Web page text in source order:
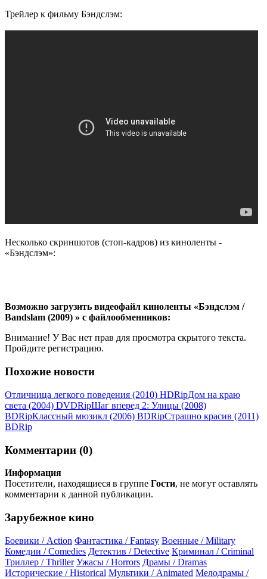
Трейлер к фильму Бэндслэм:
Несколько скриншотов (стоп-кадров) из киноленты -
«Бэндслэм»:
Возможно загрузить видеофайл киноленты «Бэндслэм /
Bandslam (2009) » с файлообменников:
Внимание! У Вас нет прав для просмотра скрытого текста.
Пройдите регистрацию.
Похожие новости
Отличница легкого поведения (2010) НDRірДом на краю
света (2004) DVDRірШаг вперед 2: Улицы (2008)
ВDRірКлассный мюзикл (2006) ВDRірСтрашно красив (2011)
ВDRір
Комментарии (0)
Информация
Посетители, находящиеся в группе Гости, не могут оставлять
комментарии к данной публикации.
Зарубежное кино
Боевики / Action Фантастика / Fantasy Военные / Military
Комедии / Comedies Детектив / Detective Криминал / Criminal
Триллер / Thriller Ужасы / Horrors Драмы / Dramas
Исторические / Historical Мультики / Animated Мелодрамы /